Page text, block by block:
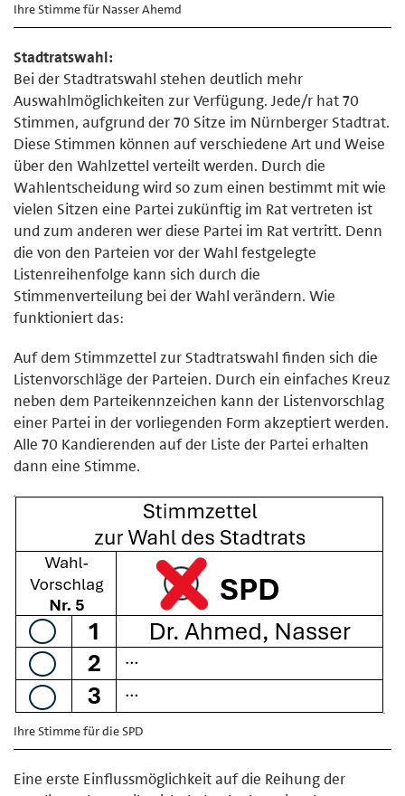
Ihre Stimme für Nasser Ahemd
Stadtratswahl:
Bei der Stadtratswahl stehen deutlich mehr
Auswahlmöglichkeiten zur Verfügung. Jede/r hat 70
Stimmen, aufgrund der 70 Sitze im Nürnberger Stadtrat.
Diese Stimmen können auf verschiedene Art und Weise
über den Wahlzettel verteilt werden. Durch die
Wahlentscheidung wird so zum einen bestimmt mit wie
vielen Sitzen eine Partei zukünftig im Rat vertreten ist
und zum anderen wer diese Partei im Rat vertritt. Denn
die von den Parteien vor der Wahl festgelegte
Listenreihenfolge kann sich durch die
Stimmenverteilung bei der Wahl verändern. Wie
funktioniert das:
Auf dem Stimmzettel zur Stadtratswahl finden sich die
Listenvorschläge der Parteien. Durch ein einfaches Kreuz
neben dem Parteikennzeichen kann der Listenvorschlag
einer Partei in der vorliegenden Form akzeptiert werden.
Alle 70 Kandierenden auf der Liste der Partei erhalten
dann eine Stimme.
Ihre Stimme für die SPD
Eine erste Einflussmöglichkeit auf die Reihung der